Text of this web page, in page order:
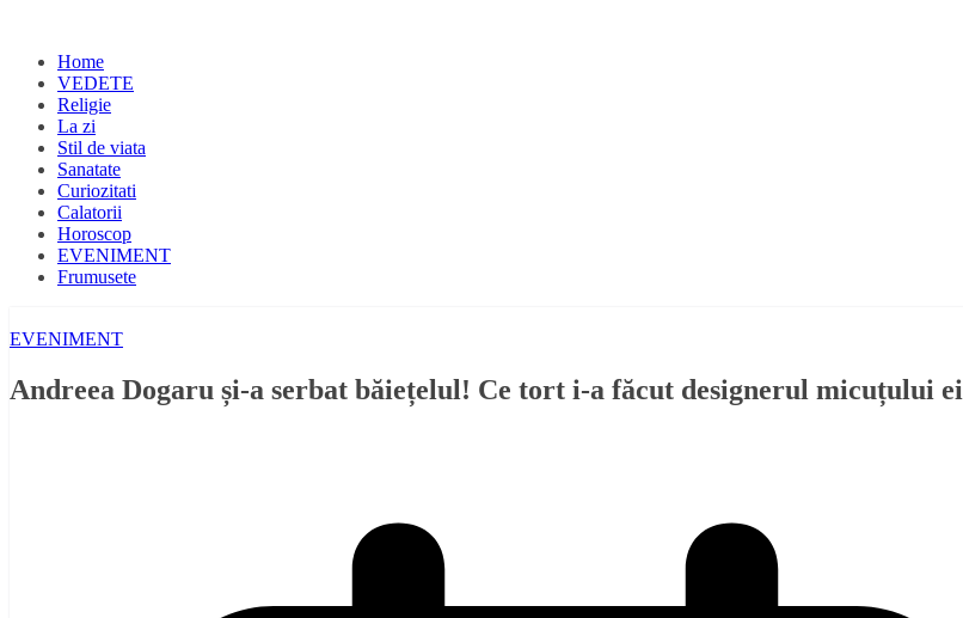
Home
VEDETE
Religie
La zi
Stil de viata
Sanatate
Curiozitati
Calatorii
Horoscop
EVENIMENT
Frumusete
EVENIMENT
Andreea Dogaru și-a serbat băiețelul! Ce tort i-a făcut designerul micuțului ei